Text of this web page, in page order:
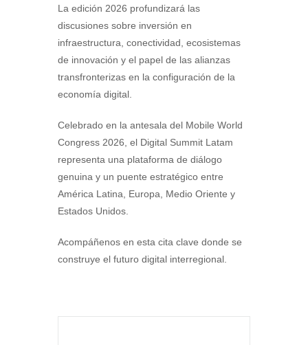
La edición 2026 profundizará las
discusiones sobre inversión en
infraestructura, conectividad, ecosistemas
de innovación y el papel de las alianzas
transfronterizas en la configuración de la
economía digital.
Celebrado en la antesala del Mobile World
Congress 2026, el Digital Summit Latam
representa una plataforma de diálogo
genuina y un puente estratégico entre
América Latina, Europa, Medio Oriente y
Estados Unidos.
Acompáñenos en esta cita clave donde se
construye el futuro digital interregional.